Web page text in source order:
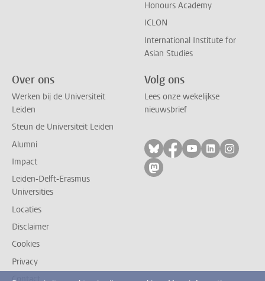
Honours Academy
ICLON
International Institute for
Asian Studies
Over ons
Werken bij de Universiteit
Leiden
Steun de Universiteit Leiden
Alumni
Impact
Leiden-Delft-Erasmus
Universities
Locaties
Disclaimer
Cookies
Privacy
Volg ons
Lees onze wekelijkse
nieuwsbrief
Volg ons op bluesky
Volg ons op
Volg ons op
Volg ons
Volg
Volg ons op mastodon